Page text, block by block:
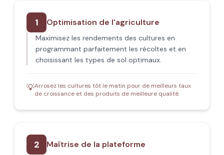
1 Optimisation de l'agriculture
Maximisez les rendements des cultures en
programmant parfaitement les récoltes et en
choisissant les types de sol optimaux.
💡Arrosez les cultures tôt le matin pour de meilleurs taux
de croissance et des produits de meilleure qualité.
2 Maîtrise de la plateforme